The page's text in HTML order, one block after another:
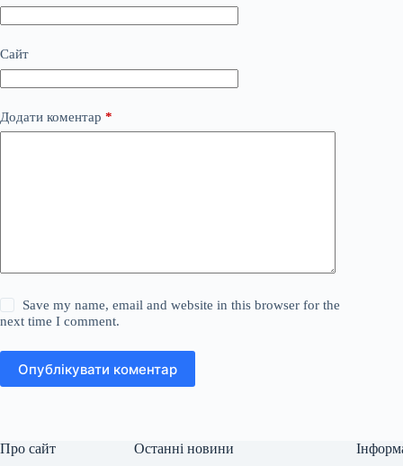
Сайт
Додати коментар *
Save my name, email and website in this browser for the
next time I comment.
Опублікувати коментар
Про сайт Останні новини